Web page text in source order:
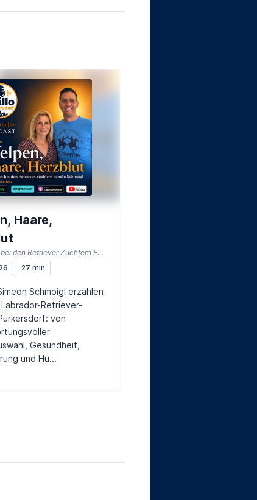
Haare,
Zu Besuch bei den Retriever Züchtern Familie Schmoigl
27 min
Schmoigl erzählen
Retriever-
von
Gesundheit,
und Hu...